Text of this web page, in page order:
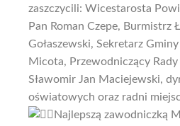
zaszczycili: Wicestarosta
Pan Roman Czepe, Burmistrz
Gołaszewski, Sekretarz
Micota, Przewodniczący
Sławomir Jan Maciejewski,
oświatowych oraz radni
Najlepszą zawodniczką